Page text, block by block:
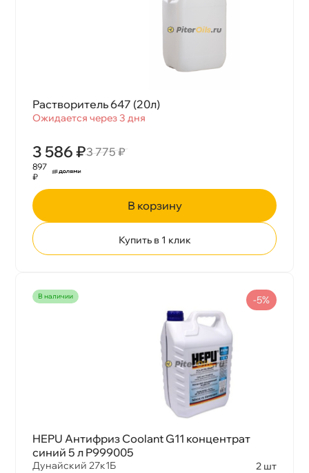
Растворитель 647 (20л)
Ожидается через 3 дня
3 586 ₽3 775 ₽
897
₽
корзину
Купить в 1 клик
наличии
HEPU Антифриз Coolant G11 концентрат
синий 5 л P999005
Дунайский 27к1Б
2 шт
-5%